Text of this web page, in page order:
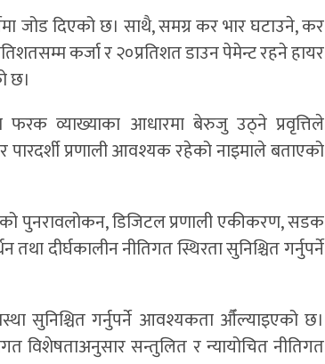
जोड दिएको छ। साथै, समग्र कर भार घटाउने, कर
कर्जा र २०प्रतिशत डाउन पेमेन्ट रहने हायर
छ।
व्याख्याका आधारमा बेरुजु उठ्ने प्रवृत्तिले
प्रणाली आवश्यक रहेको नाइमाले बताएको
पुनरावलोकन, डिजिटल प्रणाली एकीकरण, सडक
दीर्घकालीन नीतिगत स्थिरता सुनिश्चित गर्नुपर्ने
सुनिश्चित गर्नुपर्ने आवश्यकता औँल्याइएको छ।
विशेषताअनुसार सन्तुलित र न्यायोचित नीतिगत